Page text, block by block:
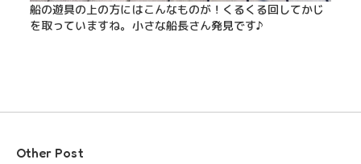
船の遊具の上の方にはこんなものが！くるくる回してかじ
を取っていますね。小さな船長さん発見です♪
Other Post